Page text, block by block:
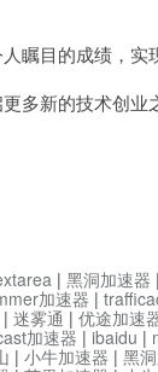
目的成绩，实
新的技术创业
| 黑洞加速器 |
加速器 |
| 迷雾通 | 优途加速
加速器 | ibaidu |
| 小牛加速器 | 黑